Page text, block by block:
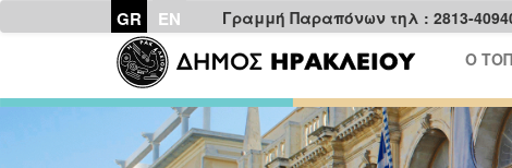
GR EN Γραμμή Παραπόνων τηλ : 2813-
Ο